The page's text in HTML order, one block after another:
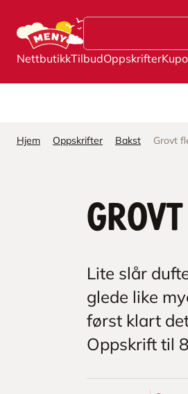
NettbutikkTilbudOppskrifter
Hjem Oppskrifter Bakst Grovt
Lite slår
glede like
først klart
Oppskrift til